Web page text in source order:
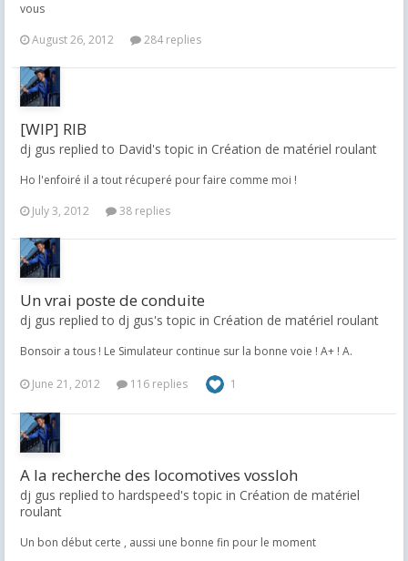
vous
August 26, 2012
284 replies
[WIP] RIB
dj gus replied to David's topic in Création de matériel roulant
Ho l'enfoiré il a tout récuperé pour faire comme moi !
July 3, 2012
38 replies
Un vrai poste de conduite
dj gus replied to dj gus's topic in Création de matériel roulant
Bonsoir a tous ! Le Simulateur continue sur la bonne voie ! A+ ! A.
June 21, 2012 116 replies 1
A la recherche des locomotives vossloh
dj gus replied to hardspeed's topic in Création de matériel
roulant
Un bon début certe , aussi une bonne fin pour le moment